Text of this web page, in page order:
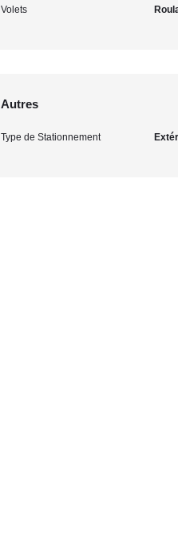
Volets
Autres
Type de Stationnement